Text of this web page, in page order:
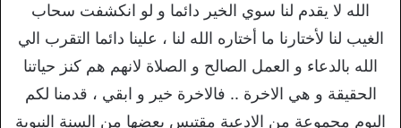
الله لا يقدم لنا سوي الخير دائما و لو انكشفت سحاب
الغيب لنا لأختارنا ما أختاره الله لنا ، علينا دائما التقرب الي
الله بالدعاء و العمل الصالح و الصلاة لانهم هم كنز حياتنا
الحقيقة و هي الاخرة .. فالاخرة خير و ابقي ، قدمنا لكم
اليوم مجموعة من الادعية مقتبس بعضها من السنة النبوية